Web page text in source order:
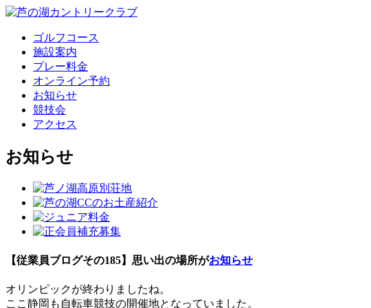
ゴルフコース
施設案内
プレー料金
オンライン予約
お知らせ
競技会
アクセス
お知らせ
【従業員ブログその185】思い出の場所がお知らせ
オリンピックが終わりましたね。
ここ静岡も自転車競技の開催地となっていました。